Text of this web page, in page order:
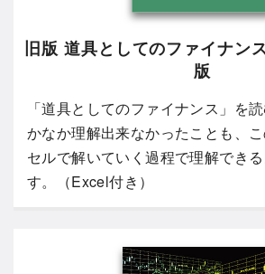
旧版 道具としてのファイナン
版
「道具としてのファイナンス」を
かなか理解出来なかったことも、
セルで解いていく過程で理解でき
す。（Excel付き）